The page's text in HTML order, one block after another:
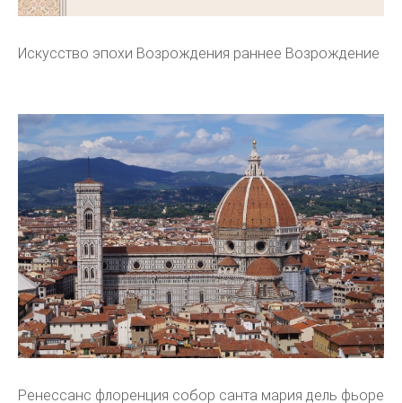
Искусство эпохи Возрождения раннее Возрождение
Ренессанс флоренция собор санта мария дель фьоре